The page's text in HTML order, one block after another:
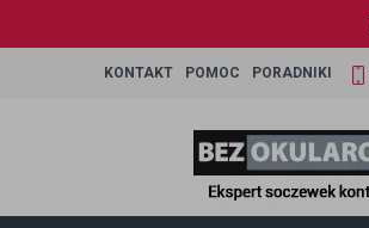
KONTAKT POMOC PORADNIKI